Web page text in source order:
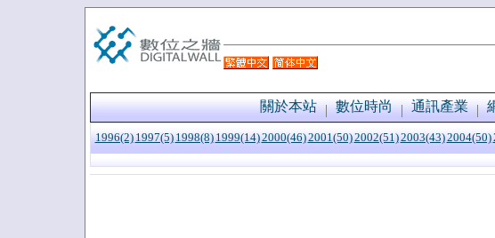
關於本站 數位時尚 通訊產業
1996(2) 1997(5) 1998(8) 1999(14)2000(46)2001(50)2002(51)2003(43)2004(50)